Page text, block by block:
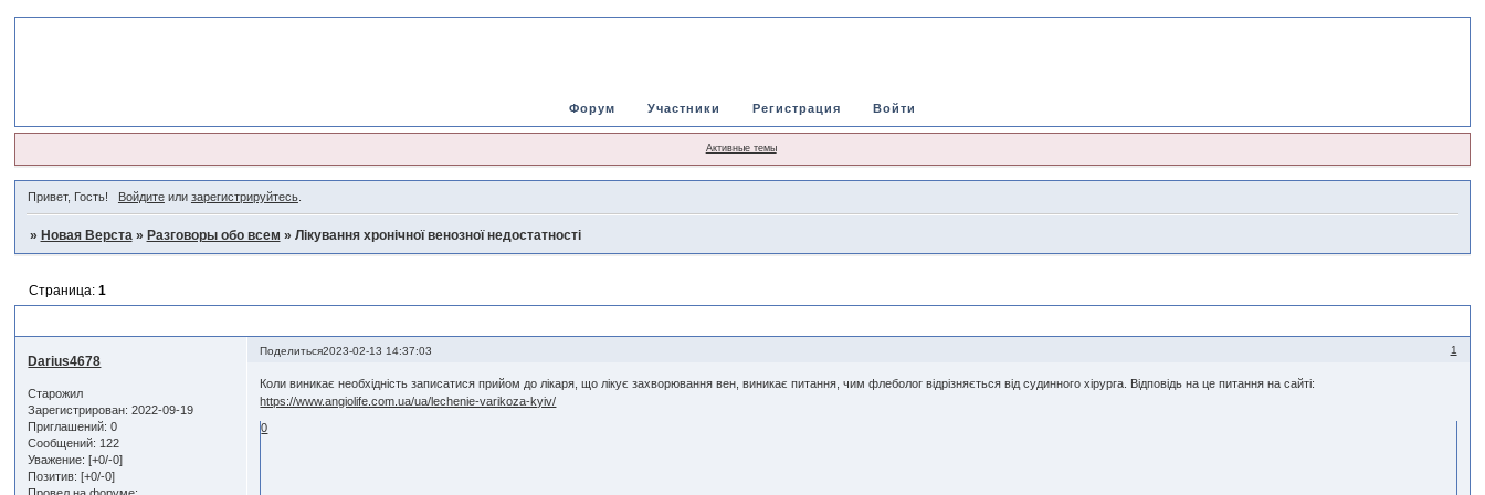
Форум Участники Регистрация Войти
Активные темы
Привет, Гость! Войдитеили зарегистрируйтесь.
» Новая Верста » Разговоры обо всем » Лікування хронічної венозної недостатності
Страница: 1
Поделиться 1
2023-02-13 14:37:03
Darius4678
Старожил
Зарегистрирован: 2022-09-19
Приглашений: 0
Сообщений: 122
Уважение: [+0/-0]
Позитив: [+0/-0]
Коли виникає необхідність записатися прийом до лікаря, що лікує захворювання вен, виникає питання, чим флеболог відрізняється від судинного хірурга. Відповідь на це питання на сайті:
https://www.angiolife.com.ua/ua/lechenie-varikoza-kyiv/
0